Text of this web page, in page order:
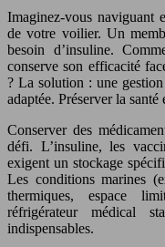
Imaginez-vous naviguant
de votre voilier. Un
besoin d’insuline.
conserve son efficacité
? La solution : une
adaptée. Préserver la
Conserver des
défi. L’insuline, les
exigent un stockage
Les conditions marines
thermiques, espace
réfrigérateur médical
indispensables.